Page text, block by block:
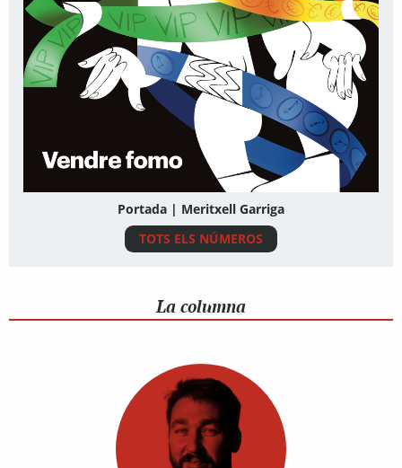
Portada | Meritxell Garriga
TOTS ELS NÚMEROS
La columna